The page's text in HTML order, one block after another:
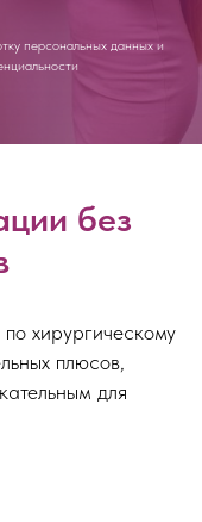
персональных данных и
без
хирургическому
плюсов,
для